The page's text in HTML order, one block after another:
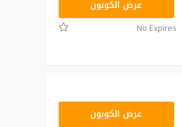
RRF24عرض الكوبون
No Expires
RRF24عرض الكوبون